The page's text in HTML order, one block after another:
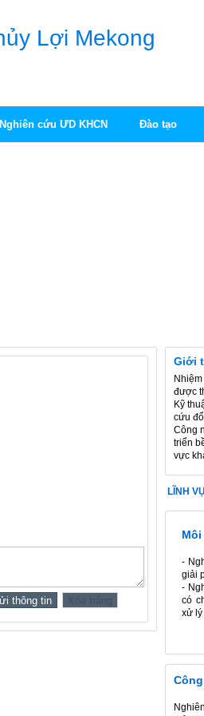
Nghiên cứu ƯD KHCN Đào tạo
Giới
được
Kỹ
cứu
Công
triển
vực
LĨNH
-
giải
-
có
xử lý